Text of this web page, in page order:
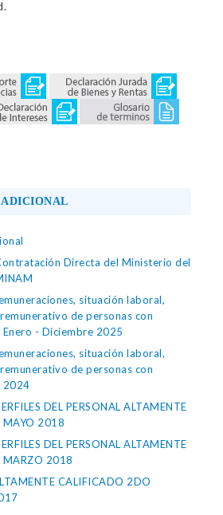
Directa del Ministerio del
situación laboral,
de personas con
- Diciembre 2025
situación laboral,
de personas con
2024
DEL PERSONAL ALTAMENTE
MAYO 2018
DEL PERSONAL ALTAMENTE
MARZO 2018
CALIFICADO 2DO